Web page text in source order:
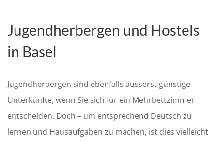
Jugendherbergen und Hostels
in Basel
Jugendherbergen sind ebenfalls äusserst günstige
Unterkünfte, wenn Sie sich für ein Mehrbettzimmer
entscheiden. Doch – um entsprechend Deutsch zu
lernen und Hausaufgaben zu machen, ist dies vielleicht